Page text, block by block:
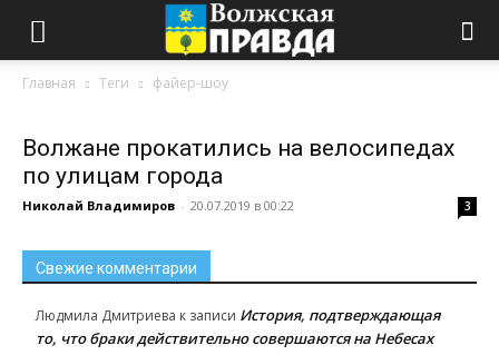
Главная Теги файер-шоу
Волжане прокатились на велосипедах
по улицам города
Николай Владимиров - 20.07.2019 в 00:22 3
Свежие комментарии
Людмила Дмитриева к записи История, подтверждающая
то, что браки действительно совершаются на Небесах